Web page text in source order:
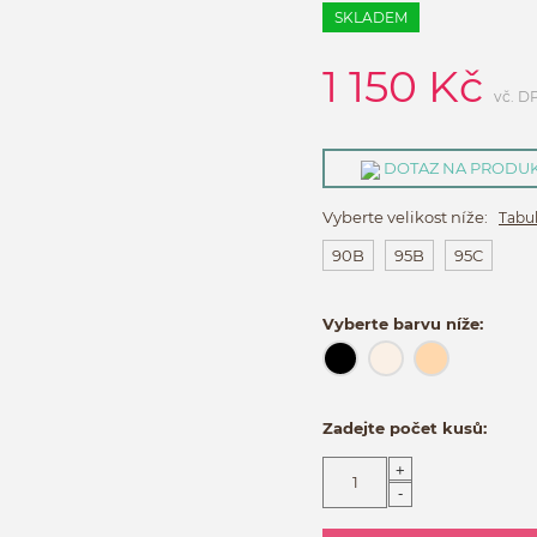
SKLADEM
1 150 Kč vč.
DOTAZ NA
Vyberte velikost níže:
90B 95B 95C
Vyberte barvu níže:
Zadejte počet kusů:
+
-